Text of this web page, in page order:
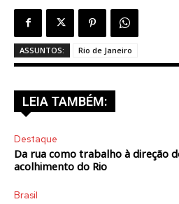
ASSUNTOS: Rio de Janeiro
LEIA TAMBÉM:
Destaque
Da rua como trabalho à direção
acolhimento do Rio
Brasil